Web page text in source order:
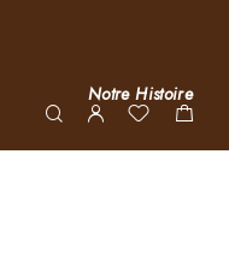
Notre Histoire